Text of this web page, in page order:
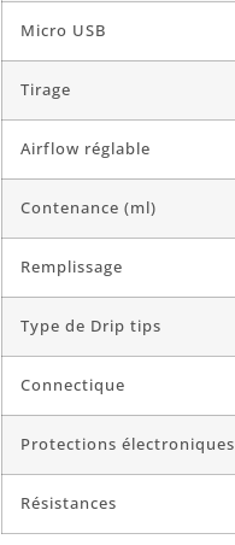
Micro USB
Tirage
Airflow réglable
Contenance (ml)
Remplissage
Type de Drip tips
Connectique
Protections électroniques
Résistances